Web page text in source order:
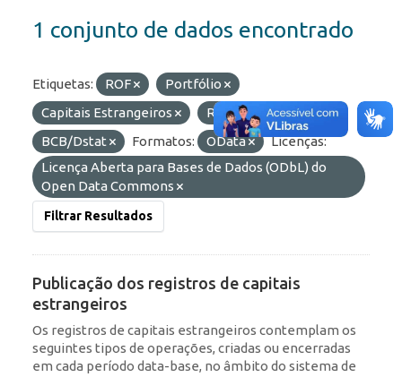
1 conjunto de dados encontrado
Etiquetas: ROF
Portfólio
Capitais Estrangeiros
RDE
Organizações:
BCB/Dstat
Formatos: OData
Licenças:
Licença Aberta para Bases de Dados (ODbL) do
Open Data Commons
Filtrar Resultados
Publicação dos registros de capitais
estrangeiros
Os registros de capitais estrangeiros contemplam os
seguintes tipos de operações, criadas ou encerradas
em cada período data-base, no âmbito do sistema de